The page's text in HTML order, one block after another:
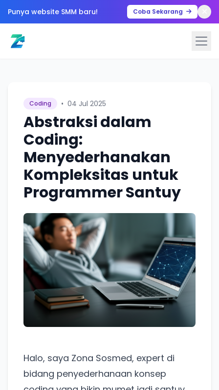
Punya website SMM baru! Coba Sekarang
Coding • 04 Jul 2025
Abstraksi dalam
Coding:
Menyederhanakan
Kompleksitas untuk
Programmer Santuy
Halo, saya Zona Sosmed, expert di
bidang penyederhanaan konsep